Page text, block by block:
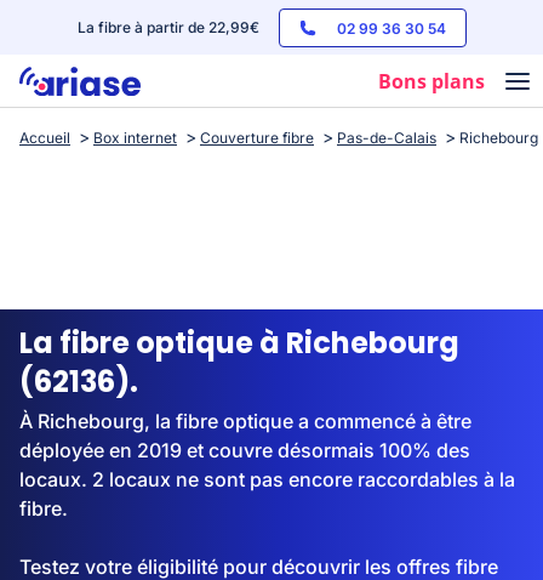
La fibre à partir de 22,99€ 02 99 36 30 54
Bons plans
Box internet
Streaming
Accueil Box internet Couverture fibre Pas-de-Calais Richebourg
La fibre optique à Richebourg
(62136).
À Richebourg, la fibre optique a commencé à être
déployée en 2019 et couvre désormais 100% des
locaux. 2 locaux ne sont pas encore raccordables à la
fibre.
Testez votre éligibilité pour découvrir les offres fibre